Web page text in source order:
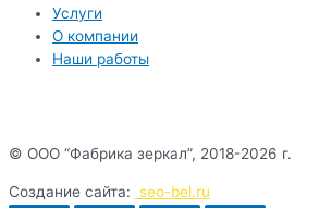
Услуги
О компании
Наши работы
© ООО “Фабрика зеркал”, 2018-2026 г.
Создание сайта: seo-bel.ru